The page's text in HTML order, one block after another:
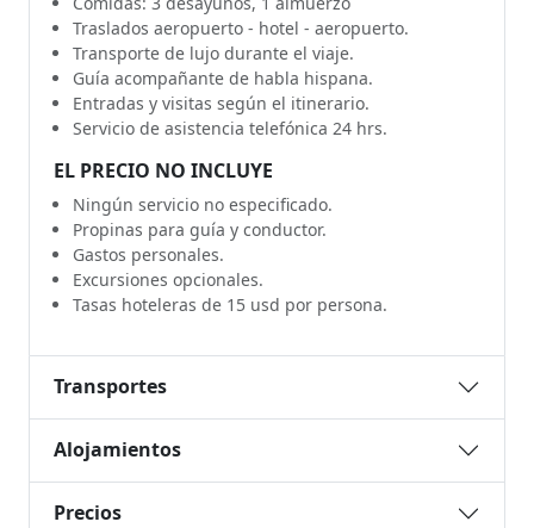
Traslados aeropuerto - hotel - aeropuerto.
Transporte de lujo durante el viaje.
Guía acompañante de habla hispana.
Entradas y visitas según el itinerario.
Servicio de asistencia telefónica 24 hrs.
EL PRECIO NO INCLUYE
Ningún servicio no especificado.
Propinas para guía y conductor.
Gastos personales.
Excursiones opcionales.
Tasas hoteleras de 15 usd por persona.
Transportes
Alojamientos
Precios